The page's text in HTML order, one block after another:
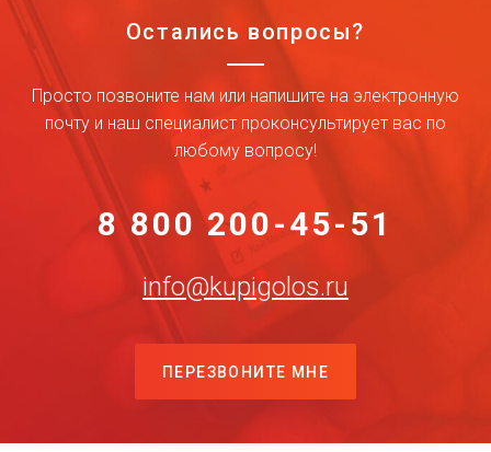
Остались вопросы?
Просто позвоните нам или напишите на электронную
почту и наш специалист проконсультирует вас по
любому вопросу!
8 800 200-45-51
info@kupigolos.ru
ПЕРЕЗВОНИТЕ МНЕ